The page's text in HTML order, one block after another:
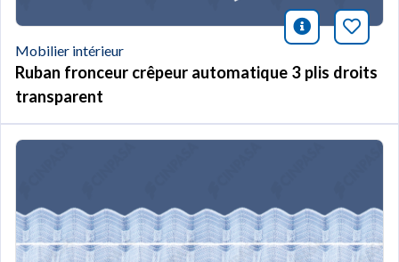
icono
Mobilier intérieur
Ruban fronceur crêpeur automatique 3 plis droits
transparent